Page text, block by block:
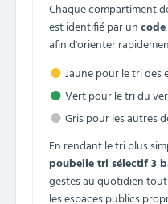
Chaque compartiment
est identifié par un
afin d'orienter
● Jaune pour le tri des
● Vert pour le tri du
● Gris pour les autres
En rendant le tri plus
poubelle tri sélectif 3
gestes au quotidien
les espaces publics